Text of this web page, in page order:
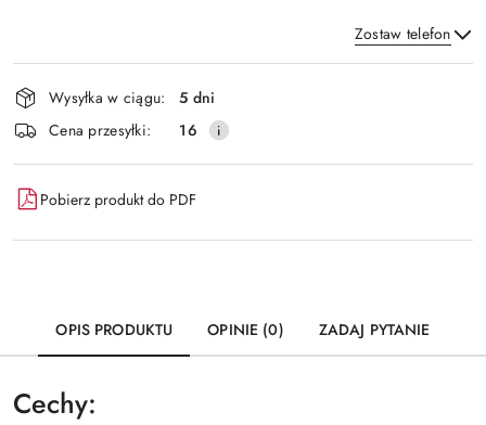
Zostaw telefon
Wyślij
Dostępność
i
dostawa
Wysyłka w ciągu:
5 dni
Cena przesyłki:
16
Pobierz produkt do PDF
OPIS PRODUKTU OPINIE (0) ZADAJ PYTANIE
Cechy: